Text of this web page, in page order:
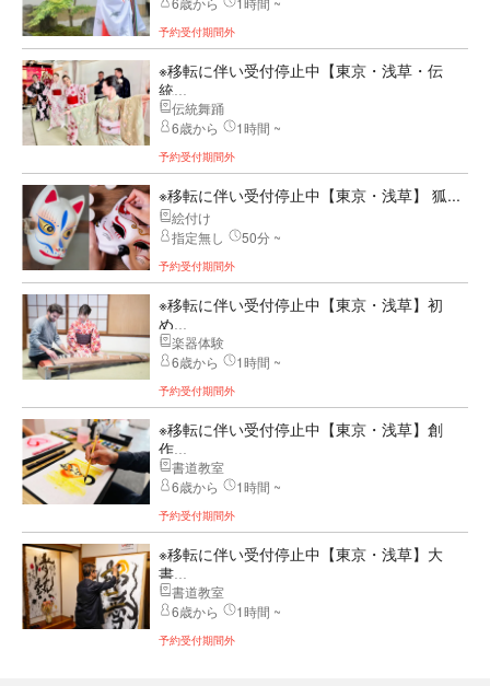
予約受付期間外
※移転に伴い受付停止中【東京・浅草・伝
統...
伝統舞踊
6歳から
1時間 ~
予約受付期間外
※移転に伴い受付停止中【東京・浅草】 狐...
絵付け
指定無し
50分 ~
予約受付期間外
※移転に伴い受付停止中【東京・浅草】初
め...
楽器体験
6歳から
1時間 ~
予約受付期間外
※移転に伴い受付停止中【東京・浅草】創
作...
書道教室
6歳から
1時間 ~
予約受付期間外
※移転に伴い受付停止中【東京・浅草】大
書...
書道教室
6歳から
1時間 ~
予約受付期間外